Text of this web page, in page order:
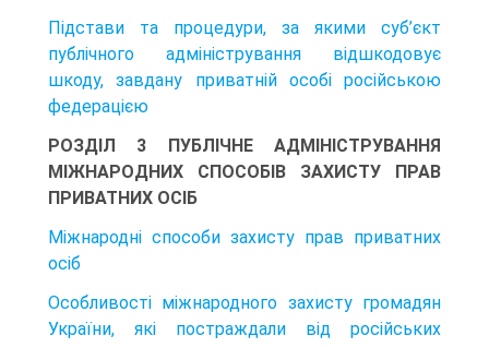
Підстави та процедури, за якими суб’єкт
публічного адміністрування відшкодовує
шкоду, завдану приватній особі російською
федерацією
РОЗДІЛ 3 ПУБЛІЧНЕ АДМІНІСТРУВАННЯ
МІЖНАРОДНИХ СПОСОБІВ ЗАХИСТУ ПРАВ
ПРИВАТНИХ ОСІБ
Міжнародні способи захисту прав приватних
осіб
Особливості міжнародного захисту громадян
України, які постраждали від російських